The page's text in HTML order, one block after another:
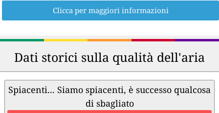
Clicca per maggiori informazioni
Dati storici sulla qualità dell'aria
Spiacenti... Siamo spiacenti, è successo qualcosa
di sbagliato